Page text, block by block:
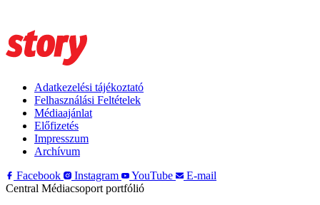
Adatkezelési tájékoztató
Felhasználási Feltételek
Médiaajánlat
Előfizetés
Impresszum
Archívum
Facebook
Instagram YouTube
E-mail
Central Médiacsoport portfólió